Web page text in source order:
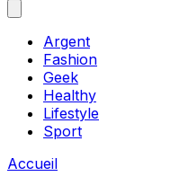
Argent
Fashion
Geek
Healthy
Lifestyle
Sport
Accueil